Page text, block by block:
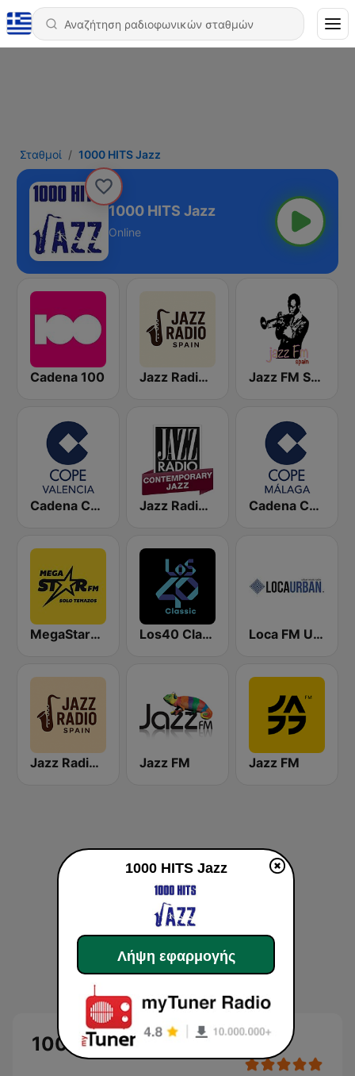
Σταθμοί 1000 HITS Jazz
1000 HITS Jazz
Online
Cadena 100 Jazz Radio Spain Jazz FM Spain
Cadena COPE Valencia Jazz Radio Contemporary Jazz Cadena COPE Málaga
MegaStarFM Los40 Classic Loca FM Urban
Jazz Radio Spain Jazz FM Jazz FM
1000 HITS Jazz
1000 HITS Jazz
Λήψη εφαρμογής